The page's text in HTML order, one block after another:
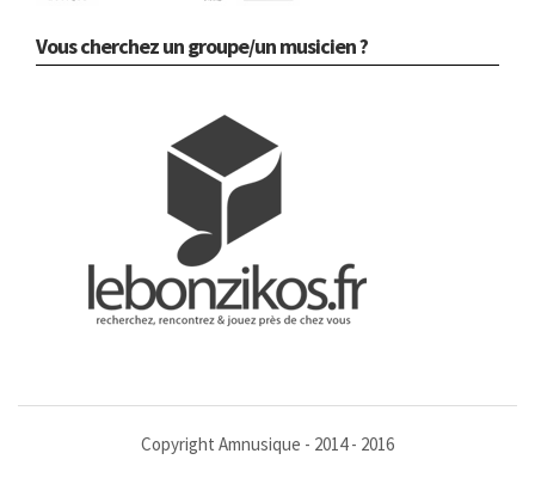
Vous cherchez un groupe/un musicien ?
Copyright Amnusique - 2014 - 2016